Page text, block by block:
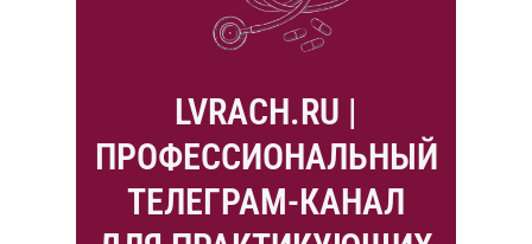
LVRACH.RU |
ПРОФЕССИОНАЛЬНЫЙ
ТЕЛЕГРАМ-КАНАЛ